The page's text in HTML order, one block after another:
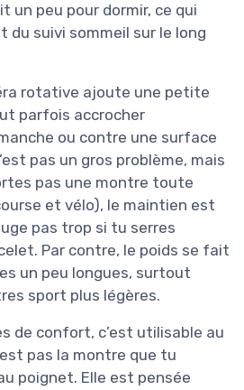
un peu pour dormir, ce qui
du suivi sommeil sur le long
rotative ajoute une petite
parfois accrocher
ou contre une surface
pas un gros problème, mais
pas une montre toute
et vélo), le maintien est
pas trop si tu serres
Par contre, le poids se fait
un peu longues, surtout
sport plus légères.
de confort, c’est utilisable au
pas la montre que tu
poignet. Elle est pensée